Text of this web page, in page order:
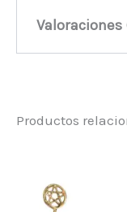
Peso
Valoraciones
Productos